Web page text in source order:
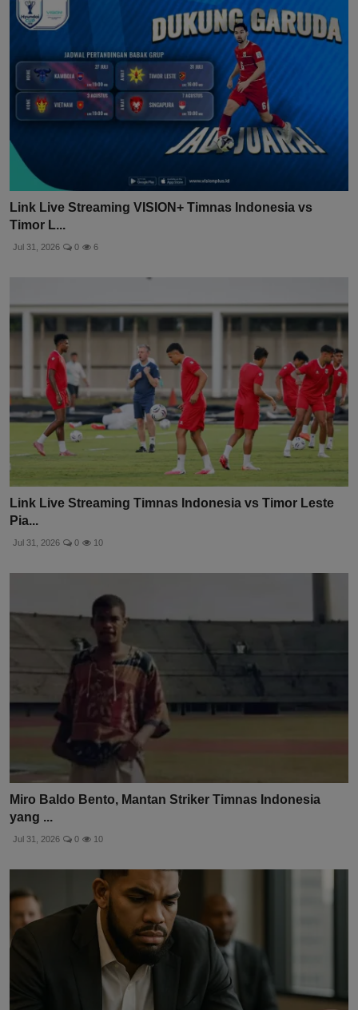
Link Live Streaming VISION+ Timnas Indonesia vs
Timor L...
Jul 31, 2026 0 6
Link Live Streaming Timnas Indonesia vs Timor Leste
Pia...
Jul 31, 2026 0 10
Miro Baldo Bento, Mantan Striker Timnas Indonesia
yang ...
Jul 31, 2026 0 10